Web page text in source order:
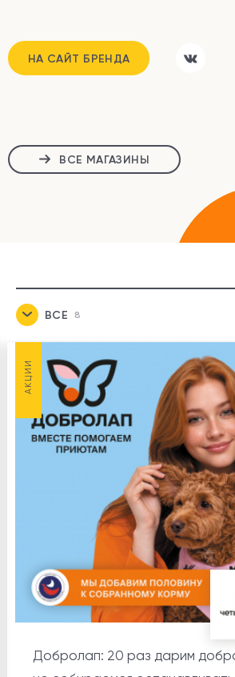
НА САЙТ БРЕНДА
ВСЕ МАГАЗИНЫ
ВСЕ 8
АКЦИИ
АКЦИИ
Добролап: 20 раз дарим